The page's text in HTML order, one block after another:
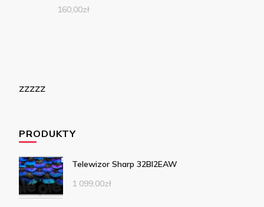
160,00zł
zzzzz
PRODUKTY
Telewizor Sharp 32BI2EAW
1 099,00zł